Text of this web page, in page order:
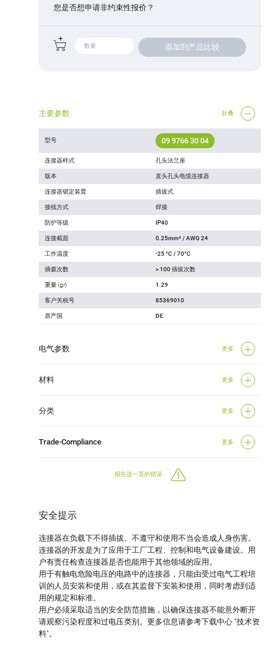
您是否想申请非约束性报价？
添加到产品比较
主要参数 折叠
型号 09 9766 30 04
连接器样式 孔头法兰座
版本 直头孔头电缆连接器
连接器锁定装置 插拔式
接线方式 焊接
防护等级 IP40
连接截面 0.25mm² / AWG 24
工作温度 -25 °C / 70°C
插拨次数 > 100 插拔次数
重量 (gr) 1.29
客户关税号 85369010
原产国 DE
电气参数 更多
材料 更多
分类 更多
Trade-Compliance 更多
报告这一页的错误
安全提示
连接器在负载下不得插拔。不遵守和使用不当会造成人身伤害。
连接器的开发是为了应用于工厂工程、控制和电气设备建设。用
户有责任检查连接器是否也能用于其他领域的应用。
用于有触电危险电压的电路中的连接器，只能由受过电气工程培
训的人员安装和使用，或在其监督下安装和使用，同时考虑到适
用的规定和标准。
用户必须采取适当的安全防范措施，以确保连接器不能意外断开
请观察污染程度和过电压类别。更多信息请参考下载中心 "技术资
料"。